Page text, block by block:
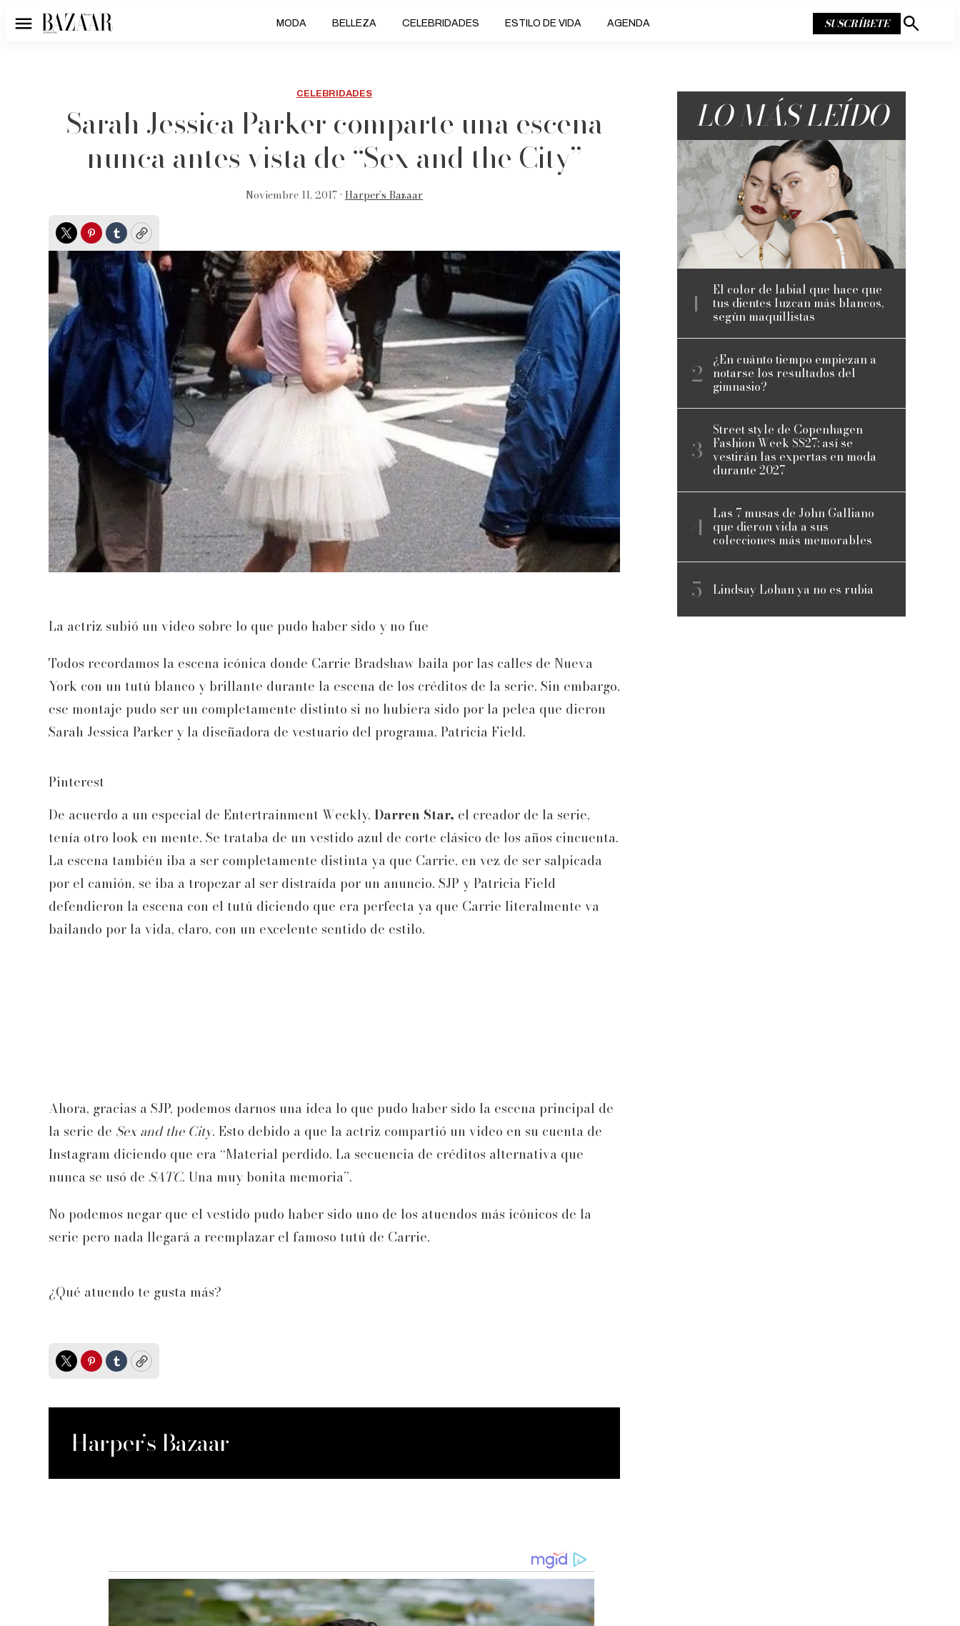
Menú MODA BELLEZA CELEBRIDADES ESTILO DE VIDA AGENDA SUSCRÍBETE
Mostrar
CELEBRIDADES
Sarah Jessica Parker comparte una escena
nunca antes vista de “Sex and the City”
Noviembre 11, 2017 • Harper’s Bazaar
TwitterPinterest
TumblrCopy
La actriz subió un video sobre lo que pudo haber sido y no fue
Todos recordamos la escena icónica donde Carrie Bradshaw baila por las calles de Nueva
York con un tutú blanco y brillante durante la escena de los créditos de la serie. Sin embargo,
ese montaje pudo ser un completamente distinto si no hubiera sido por la pelea que dieron
Sarah Jessica Parker y la diseñadora de vestuario del programa, Patricia Field.
Pinterest
De acuerdo a un especial de Entertrainment Weekly, Darren Star, el creador de la serie,
tenía otro look en mente. Se trataba de un vestido azul de corte clásico de los años cincuenta.
La escena también iba a ser completamente distinta ya que Carrie, en vez de ser salpicada
por el camión, se iba a tropezar al ser distraída por un anuncio. SJP y Patricia Field
defendieron la escena con el tutú diciendo que era perfecta ya que Carrie literalmente va
bailando por la vida, claro, con un excelente sentido de estilo.
Ahora, gracias a SJP, podemos darnos una idea lo que pudo haber sido la escena principal de
la serie de Sex and the City. Esto debido a que la actriz compartió un video en su cuenta de
Instagram diciendo que era “Material perdido. La secuencia de créditos alternativa que
nunca se usó de SATC. Una muy bonita memoria”.
No podemos negar que el vestido pudo haber sido uno de los atuendos más icónicos de la
serie pero nada llegará a reemplazar el famoso tutú de Carrie.
¿Qué atuendo te gusta más?
TwitterPinterest
TumblrCopy
Harper’s Bazaar
LO MÁS LEÍDO
El color de labial que hace que
tus dientes luzcan más blancos,
según maquillistas
¿En cuánto tiempo empiezan a
notarse los resultados del
gimnasio?
Street style de Copenhagen
Fashion Week SS27: así se
vestirán las expertas en moda
durante 2027
Las 7 musas de John Galliano
que dieron vida a sus
colecciones más memorables
Lindsay Lohan ya no es rubia